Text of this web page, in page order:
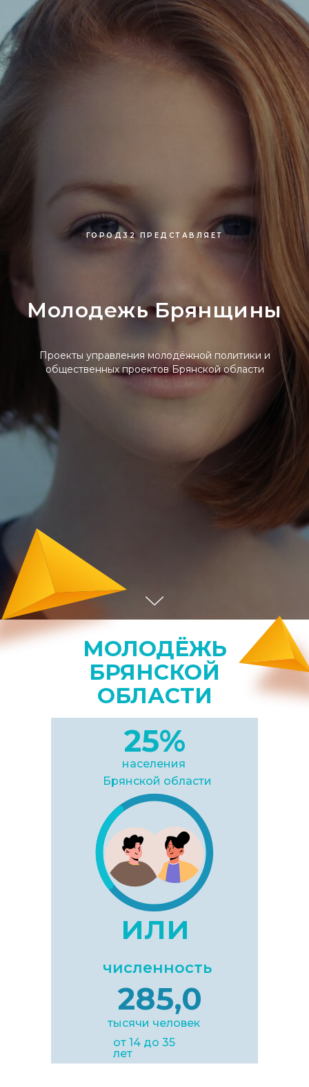
ГОРОД32 ПРЕДСТАВЛЯЕТ
Молодежь Брянщины
Проекты управления молодёжной политики и
общественных проектов Брянской области
МОЛОДЁЖЬ
БРЯНСКОЙ
ОБЛАСТИ
285,0
25%
Брянской области
или
численность
от 14 до 35
лет
тысячи человек
населения